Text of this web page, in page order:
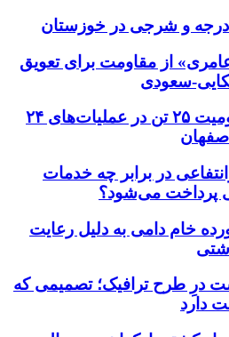
از مقاومت برای تعویق
سعودی
فوت ۴ نفر و مصدومیت ۲۵ تن در عملیات‌های ۲۴
در برابر چه خدمات
پرداخت می‌شود؟
تن فرآورده خام دامی به دلیل رعایت
درِ طرح ترافیک؛ تصمیمی که